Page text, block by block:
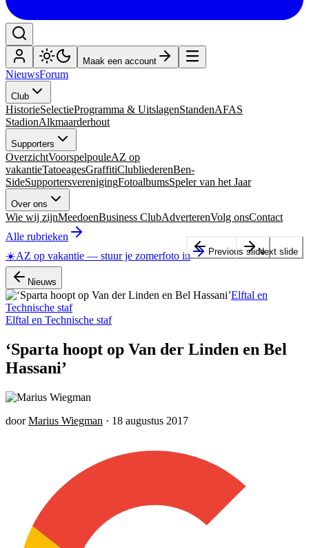
Maak een account
NieuwsForum
Club
HistorieSelectieProgramma & UitslagenStandenAFAS
StadionAlkmaarderhout
Supporters
OverzichtVoorspelpouleAZ op
vakantieTatoeagesGraffitiClubliederenBen-
SideSupportersverenigingFotoalbumsSpeler van het Jaar
Over ons
Wie wij zijnMeedoenBusiness ClubAdverterenVolg onsContact
Alle rubrieken
☀️AZ op vakantie — stuur je zomerfoto in
Nieuws
Elftal en
Technische staf
Elftal en Technische staf
‘Sparta hoopt op Van der Linden en Bel
Hassani’
door Marius Wiegman · 18 augustus 2017
Previous slideNext slide